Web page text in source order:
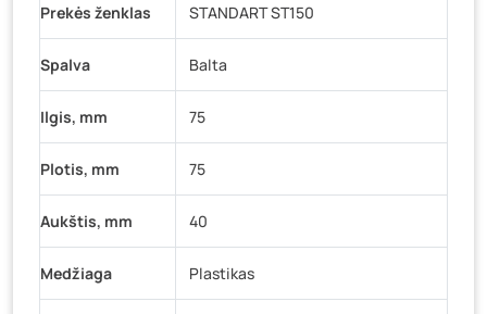
Prekės ženklas STANDART ST150
Spalva Balta
Ilgis, mm 75
Plotis, mm 75
Aukštis, mm 40
Medžiaga Plastikas